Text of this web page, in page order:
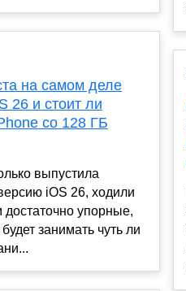
на самом деле
26 и стоит ли
со 128 ГБ
выпустила
iOS 26, ходили
достаточно упорные,
занимать чуть ли